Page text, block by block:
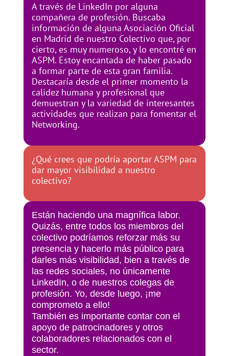
A través de LinkedIn por alguna
compañera de profesión. Buscaba
información de alguna Asociación Oficial
en Madrid de nuestro Colectivo que, por
cierto, es muy numeroso, y lo encontré en
ASPM. Estoy encantada de haber pasado
a formar parte de esta gran familia.
Destacaría desde el primer momento la
calidez humana y profesional que
demuestran y la variedad de interesantes
actividades que realizan para fomentar el
Networking.
¿Qué crees que podría aportar ASPM para
dar mayor visibilidad a nuestro
colectivo?
Están haciendo una magnífica labor.
Quizás, entre todos los miembros del
colectivo podríamos reforzar más su
presencia y hacerlo más público para
darles más visibilidad, bien a través de
las redes sociales, no únicamente
LinkedIn, o de nuestros colegas de
profesión. Yo, desde luego, ¡me
comprometo a ello!
También es importante contar con el
apoyo de patrocinadores y otros
colaboradores relacionados con el
sector.